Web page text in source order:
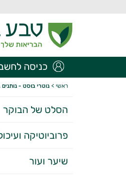
כניסה
ראשי > נוטרי בוּסט -
הסלט של הבוקר
פרוביוטיקה
שיער ועור